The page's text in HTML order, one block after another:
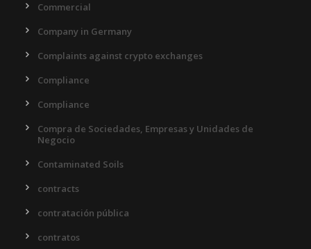
Commercial
Company in Germany
Complaints against crypto exchanges
Compliance
Compliance
Compra de Sociedades, Empresas y Unidades de
Negocio
Contaminated Soils
contracts
contratación pública
contratos